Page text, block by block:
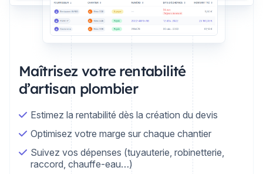
Maîtrisez votre rentabilité
d’artisan plombier
Estimez la rentabilité dès la création du devis
Optimisez votre marge sur chaque chantier
Suivez vos dépenses (tuyauterie, robinetterie,
raccord, chauffe-eau…)